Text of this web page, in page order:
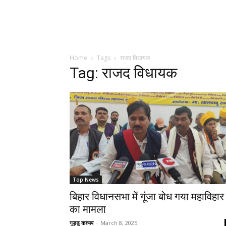
Home Tags राजद विधायक
Tag: राजद विधायक
Top News
बिहार विधानसभा में गूंजा बोध गया महाविहार
का मामला
गुड्डू कश्यप - March 8, 2025